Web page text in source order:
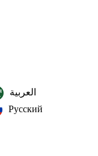
العربية‏
Русский